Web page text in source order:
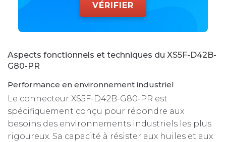
VÉRIFIER
Aspects fonctionnels et techniques du XS5F-D42B-
G80-PR
Performance en environnement industriel
Le connecteur XS5F-D42B-G80-PR est
spécifiquement conçu pour répondre aux
besoins des environnements industriels les plus
rigoureux. Sa capacité à résister aux huiles et aux